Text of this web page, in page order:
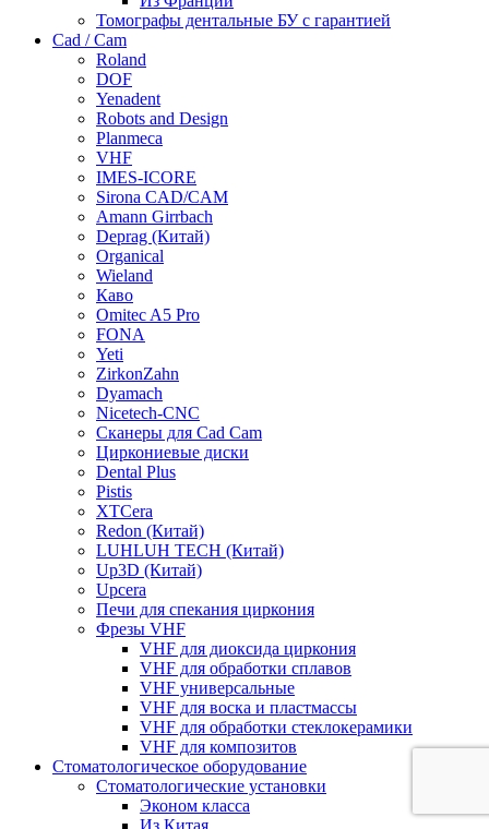
Томографы дентальные БУ с гарантией
Cad / Cam
Roland
DOF
Yenadent
Robots and Design
Planmeca
VHF
IMES-ICORE
Sirona CAD/CAM
Amann Girrbach
Deprag (Китай)
Organical
Wieland
Каво
Omitec A5 Pro
FONA
Yeti
ZirkonZahn
Dyamach
Nicetech-CNC
Сканеры для Cad Cam
Циркониевые диски
Dental Plus
Pistis
XTCera
Redon (Китай)
LUHLUH TECH (Китай)
Up3D (Китай)
Upcera
Печи для спекания циркония
Фрезы VHF
VHF для диоксида циркония
VHF для обработки сплавов
VHF универсальные
VHF для воска и пластмассы
VHF для обработки стеклокерамики
VHF для композитов
Стоматологическое оборудование
Стоматологические установки
Эконом класса
Из Китая